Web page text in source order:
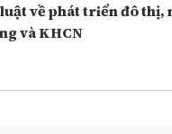
về phát triển đô thị,
và KHCN